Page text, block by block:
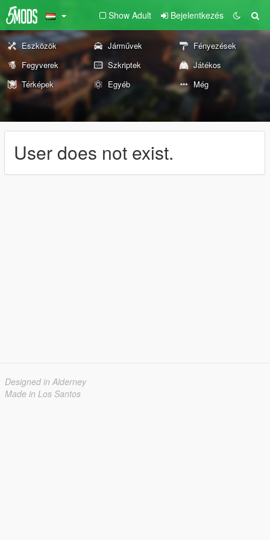
Show Adult Bejelentkezés
Eszközök Járművek
Fényezések
Fegyverek
Szkriptek
Játékos
Térképek
Egyéb Még
User does not exist.
Designed in Alderney
Made in Los Santos